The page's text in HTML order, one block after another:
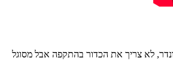
לא צריך את הכדור בהתקפה אבל מסוגל